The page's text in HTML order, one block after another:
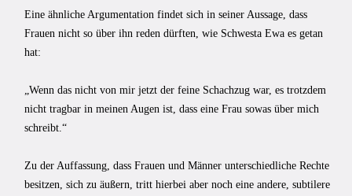
Eine ähnliche Argumentation findet sich in seiner Aussage, dass
Frauen nicht so über ihn reden dürften, wie Schwesta Ewa es getan
hat:
„Wenn das nicht von mir jetzt der feine Schachzug war, es trotzdem
nicht tragbar in meinen Augen ist, dass eine Frau sowas über mich
schreibt.“
Zu der Auffassung, dass Frauen und Männer unterschiedliche Rechte
besitzen, sich zu äußern, tritt hierbei aber noch eine andere, subtilere